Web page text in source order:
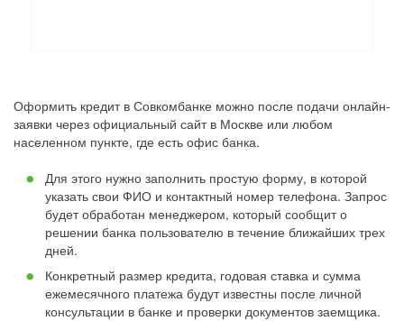
Оформить кредит в Совкомбанке можно после подачи онлайн-
заявки через официальный сайт в Москве или любом
населенном пункте, где есть офис банка.
Для этого нужно заполнить простую форму, в которой
указать свои ФИО и контактный номер телефона. Запрос
будет обработан менеджером, который сообщит о
решении банка пользователю в течение ближайших трех
дней.
Конкретный размер кредита, годовая ставка и сумма
ежемесячного платежа будут известны после личной
консультации в банке и проверки документов заемщика.